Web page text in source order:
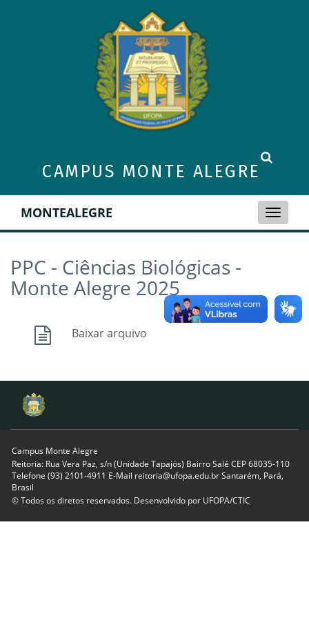
CAMPUS MONTE ALEGRE
Toggle
MONTEALEGRE
PPC - Ciências Biológicas -
Monte Alegre 2025
Baixar arquivo
Campus Monte Alegre
Reitoria: Rua Vera Paz, s/n (Unidade Tapajós) Bairro Salé CEP 68035-110
Telefone (93) 2101-4911 E-Mail reitoria@ufopa.edu.br Santarém, Pará,
Brasil
© Todos os diretos reservados. Desenvolvido por UFOPA/CTIC